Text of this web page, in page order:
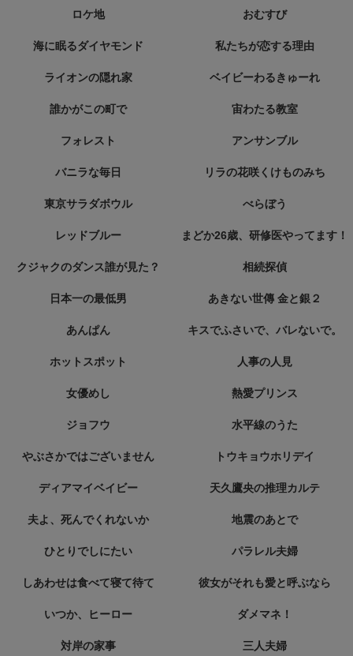
ロケ地 おむすび
海に眠るダイヤモンド 私たちが恋する理由
ライオンの隠れ家 ベイビーわるきゅーれ
誰かがこの町で 宙わたる教室
フォレスト アンサンブル
バニラな毎日 リラの花咲くけものみち
東京サラダボウル べらぼう
レッドブルー まどか26歳、研修医やってます！
クジャクのダンス誰が見た？ 相続探偵
日本一の最低男 あきない世傳 金と銀２
あんぱん キスでふさいで、バレないで。
ホットスポット 人事の人見
女優めし 熱愛プリンス
ジョフウ 水平線のうた
やぶさかではございません トウキョウホリデイ
ディアマイベイビー 天久鷹央の推理カルテ
夫よ、死んでくれないか 地震のあとで
ひとりでしにたい パラレル夫婦
しあわせは食べて寝て待て 彼女がそれも愛と呼ぶなら
いつか、ヒーロー ダメマネ！
対岸の家事 三人夫婦